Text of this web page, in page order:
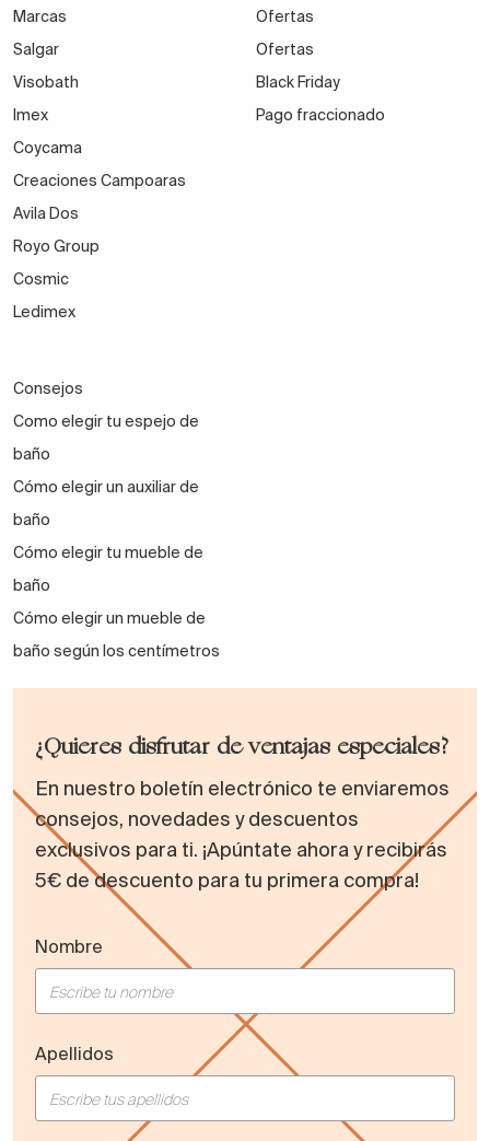
Marcas
Salgar
Visobath
Imex
Coycama
Creaciones Campoaras
Avila Dos
Royo Group
Cosmic
Ledimex
Ofertas
Ofertas
Black Friday
Pago fraccionado
Consejos
Como elegir tu espejo de
baño
Cómo elegir un auxiliar de
baño
Cómo elegir tu mueble de
baño
Cómo elegir un mueble de
baño según los centímetros
¿Quieres disfrutar de ventajas especiales?
En nuestro boletín electrónico te enviaremos
consejos, novedades y descuentos
exclusivos para ti. ¡Apúntate ahora y recibirás
5€ de descuento para tu primera compra!
Nombre
Apellidos